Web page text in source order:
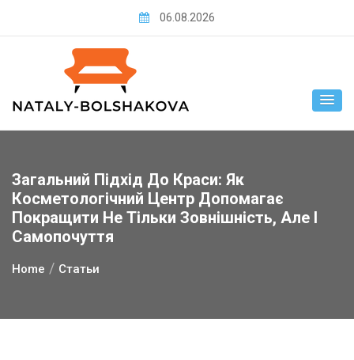
06.08.2026
Загальний Підхід До Краси: Як
Косметологічний Центр Допомагає
Покращити Не Тільки Зовнішність, Але І
Самопочуття
Home Статьи